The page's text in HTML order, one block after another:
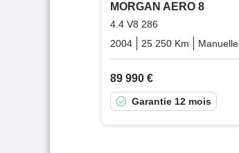
MORGAN AERO 8
4.4 V8 286
2004
25 250 Km Manuelle
89 990 €
Garantie 12 mois